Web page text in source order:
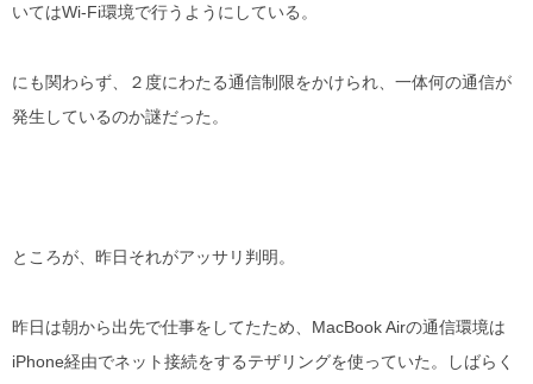
いてはWi-Fi環境で行うようにしている。
にも関わらず、２度にわたる通信制限をかけられ、一体何の通信が
発生しているのか謎だった。
ところが、昨日それがアッサリ判明。
昨日は朝から出先で仕事をしてたため、MacBook Airの通信環境は
iPhone経由でネット接続をするテザリングを使っていた。しばらく